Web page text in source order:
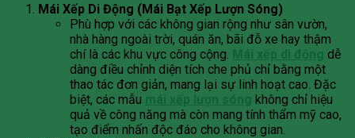
Mái Xếp Di Động (Mái Bạt Xếp Lượn Sóng)
Phù hợp với các không gian rộng như sân vườn,
nhà hàng ngoài trời, quán ăn, bãi đỗ xe hay thậm
chí là các khu vực công cộng. Mái xếp di động dễ
dàng điều chỉnh diện tích che phủ chỉ bằng một
thao tác đơn giản, mang lại sự linh hoạt cao. Đặc
biệt, các mẫu mái xếp lượn sóng không chỉ hiệu
quả về công năng mà còn mang tính thẩm mỹ cao,
tạo điểm nhấn độc đáo cho không gian.